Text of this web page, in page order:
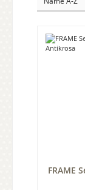
FRAME